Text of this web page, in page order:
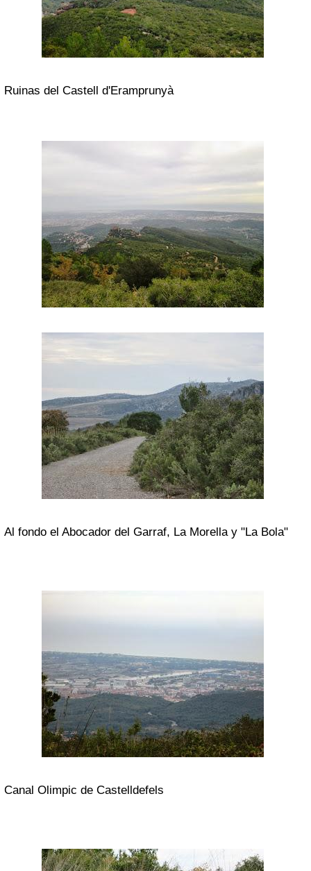
Ruinas del Castell d'Eramprunyà
Al fondo el Abocador del Garraf, La Morella y "La Bola"
Canal Olimpic de Castelldefels